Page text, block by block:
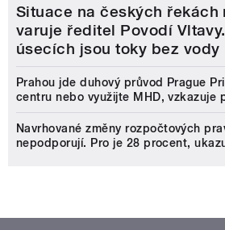
Situace na českých řekách
varuje ředitel Povodí
úsecích jsou toky bez vody
Prahou jde duhový průvod Prague
centru nebo využijte MHD, vzkazuje
Navrhované změny rozpočtových
nepodporují. Pro je 28 procent,